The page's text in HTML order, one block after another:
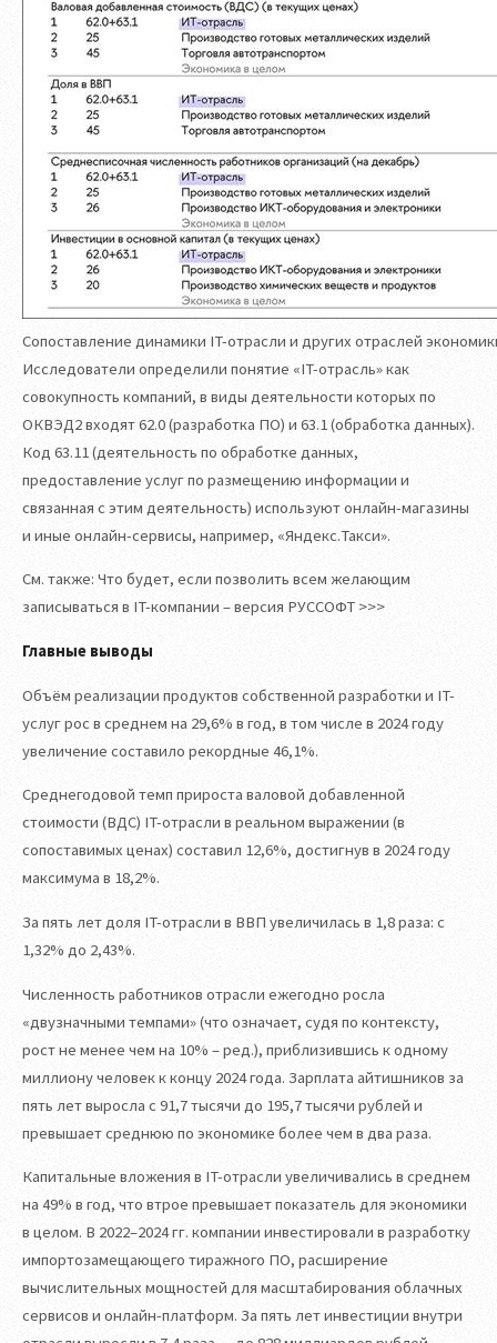
Сопоставление динамики IT-отрасли и других отраслей
Исследователи определили понятие «IT-отрасль» как
совокупность компаний, в виды деятельности которых по
ОКВЭД2 входят 62.0 (разработка ПО) и 63.1 (обработка данных).
Код 63.11 (деятельность по обработке данных,
предоставление услуг по размещению информации и
связанная с этим деятельность) используют онлайн-магазины
и иные онлайн-сервисы, например, «Яндекс.Такси».
См. также: Что будет, если позволить всем желающим
записываться в IT-компании – версия РУССОФТ >>>
Главные выводы
Объём реализации продуктов собственной разработки и IT-
услуг рос в среднем на 29,6% в год, в том числе в 2024 году
увеличение составило рекордные 46,1%.
Среднегодовой темп прироста валовой добавленной
стоимости (ВДС) IT-отрасли в реальном выражении (в
сопоставимых ценах) составил 12,6%, достигнув в 2024 году
максимума в 18,2%.
За пять лет доля IT-отрасли в ВВП увеличилась в 1,8 раза: с
1,32% до 2,43%.
Численность работников отрасли ежегодно росла
«двузначными темпами» (что означает, судя по контексту,
рост не менее чем на 10% – ред.), приблизившись к одному
миллиону человек к концу 2024 года. Зарплата айтишников за
пять лет выросла с 91,7 тысячи до 195,7 тысячи рублей и
превышает среднюю по экономике более чем в два раза.
Капитальные вложения в IT-отрасли увеличивались в среднем
на 49% в год, что втрое превышает показатель для экономики
в целом. В 2022–2024 гг. компании инвестировали в разработку
импортозамещающего тиражного ПО, расширение
вычислительных мощностей для масштабирования облачных
сервисов и онлайн-платформ. За пять лет инвестиции внутри